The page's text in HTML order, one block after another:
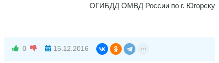
ОГИБДД ОМВД России по г. Югорску
0 15.12.2016